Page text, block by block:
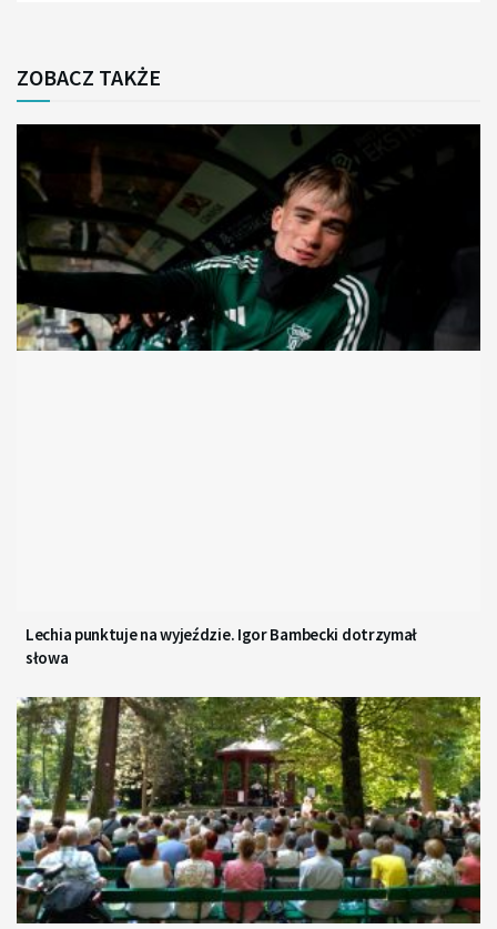
ZOBACZ TAKŻE
Lechia punktuje na wyjeździe. Igor Bambecki dotrzymał
słowa